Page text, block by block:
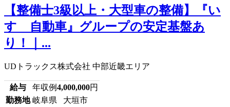
【整備士3級以上・大型車の整備】『い
すゞ自動車』グループの安定基盤あ
り！｜...
UDトラックス株式会社 中部近畿エリア
給与 年収例4,000,000円
勤務地 岐阜県 大垣市